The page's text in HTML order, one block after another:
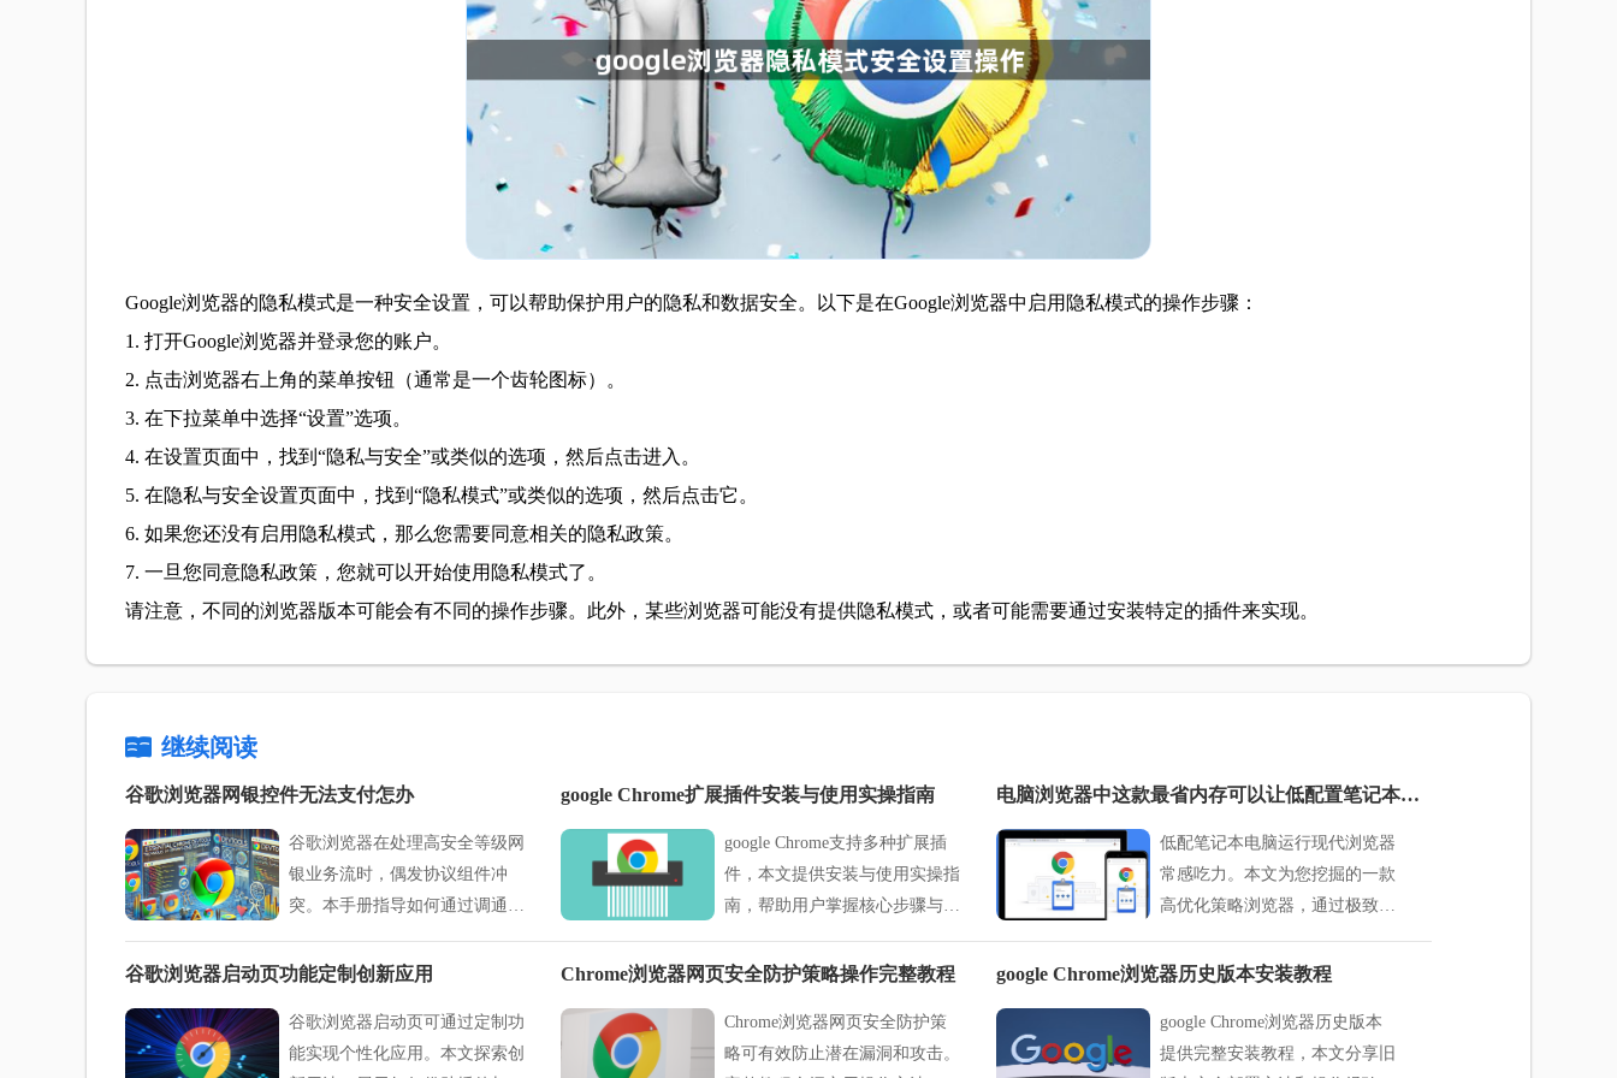
Google浏览器的隐私模式是一种安全设置，可以帮助保护用户的隐私和数据安全。以下是在Google浏览器中启用隐私模式的操作步骤：
1. 打开Google浏览器并登录您的账户。
2. 点击浏览器右上角的菜单按钮（通常是一个齿轮图标）。
3. 在下拉菜单中选择“设置”选项。
4. 在设置页面中，找到“隐私与安全”或类似的选项，然后点击进入。
5. 在隐私与安全设置页面中，找到“隐私模式”或类似的选项，然后点击它。
6. 如果您还没有启用隐私模式，那么您需要同意相关的隐私政策。
7. 一旦您同意隐私政策，您就可以开始使用隐私模式了。
请注意，不同的浏览器版本可能会有不同的操作步骤。此外，某些浏览器可能没有提供隐私模式，或者可能需要通过安装特定的插件来实现。
继续阅读
谷歌浏览器网银控件无法支付怎办
谷歌浏览器在处理高安全等级网
银业务流时，偶发协议组件冲
突。本手册指导如何通过调通交
通信协议，稳健完成高价值支付
google Chrome扩展插件安装与使用实操指南
google Chrome支持多种扩展插
件，本文提供安装与使用实操指
南，帮助用户掌握核心步骤与操
电脑浏览器中这款最省内存可以让低配置笔记本电脑顺畅运行
低配笔记本电脑运行现代浏览器
常感吃力。本文为您挖掘的一款
高优化策略浏览器，通过极致的
配置硬件也能在繁杂的网页办公
谷歌浏览器启动页功能定制创新应用
谷歌浏览器启动页可通过定制功
能实现个性化应用。本文探索创
Chrome浏览器网页安全防护策略操作完整教程
Chrome浏览器网页安全防护策
略可有效防止潜在漏洞和攻击。
google Chrome浏览器历史版本安装教程
google Chrome浏览器历史版本
提供完整安装教程，本文分享旧